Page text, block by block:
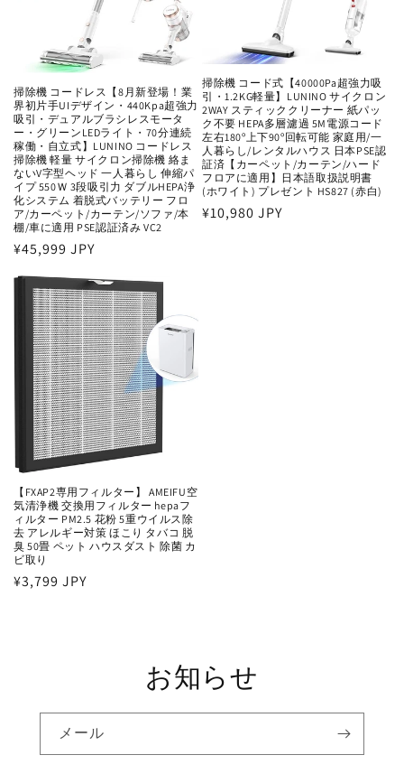
掃除機 コードレス【8月新登場！業
界初片手UIデザイン・440Kpa超強力
吸引・デュアルブラシレスモータ
ー・グリーンLEDライト・70分連続
稼働・自立式】LUNINO コードレス
掃除機 軽量 サイクロン掃除機 絡ま
ないV字型ヘッド 一人暮らし 伸縮パ
イプ 550Ｗ 3段吸引力 ダブルHEPA浄
化システム 着脱式バッテリー フロ
ア/カーペット/カーテン/ソファ/本
棚/車に適用 PSE認証済み VC2
通
常
¥45,999 JPY
掃除機 コード式【40000Pa超強力吸
引・1.2KG軽量】LUNINO サイクロン
2WAY スティッククリーナー 紙パッ
ク不要 HEPA多層濾過 5M電源コード
左右180º上下90º回転可能 家庭用/一
人暮らし/レンタルハウス 日本PSE認
証済【カーペット/カーテン/ハード
フロアに適用】日本語取扱説明書
(ホワイト) プレゼント HS827 (赤白)
通
¥10,980 JPY
【‎FXAP2専用フィルター】 AMEIFU空
気清浄機‎ 交換用フィルター hepaフ
ィルター PM2.5 花粉 5重ウイルス除
去 アレルギー対策 ほこり タバコ 脱
臭 50畳 ペット ハウスダスト 除菌 カ
ビ取り
通
¥3,799 JPY
お知らせ
メール